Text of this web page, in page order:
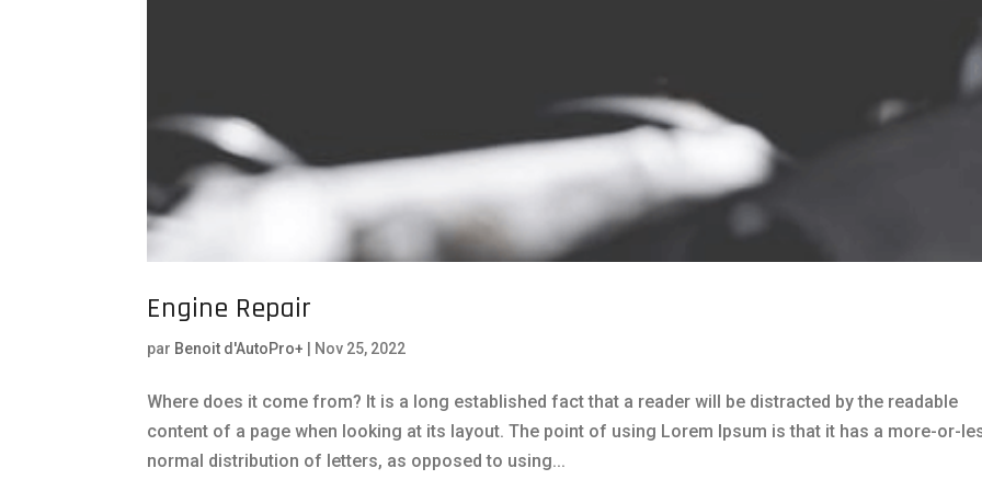
Engine Repair
par Benoit d'AutoPro+ Nov 25, 2022
Where does it come from? It is a long established fact that a reader will be distracted by the readable
content of a page when looking at its layout. The point of using Lorem Ipsum is that it has a more-or-
normal distribution of letters, as opposed to using...